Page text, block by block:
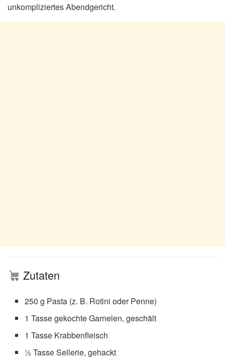
unkompliziertes Abendgericht.
Zutaten
250 g Pasta (z. B. Rotini oder Penne)
1 Tasse gekochte Garnelen, geschält
1 Tasse Krabbenfleisch
½ Tasse Sellerie, gehackt